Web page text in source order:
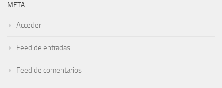
META
Acceder
Feed de entradas
Feed de comentarios